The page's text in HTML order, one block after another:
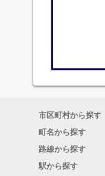
市区町村から探す
町名から探す
路線から探す
駅から探す